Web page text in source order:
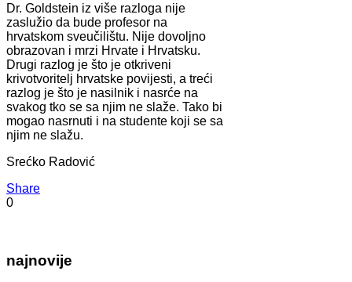
Dr. Goldstein iz više razloga nije
zaslužio da bude profesor na
hrvatskom sveučilištu. Nije dovoljno
obrazovan i mrzi Hrvate i Hrvatsku.
Drugi razlog je što je otkriveni
krivotvoritelj hrvatske povijesti, a treći
razlog je što je nasilnik i nasrće na
svakog tko se sa njim ne slaže. Tako bi
mogao nasrnuti i na studente koji se sa
njim ne slažu.
Srećko Radović
Share
0
najnovije